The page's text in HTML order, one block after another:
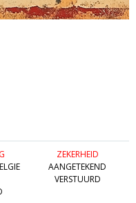
ZEKERHEID
AANGETEKEND
VERSTUURD